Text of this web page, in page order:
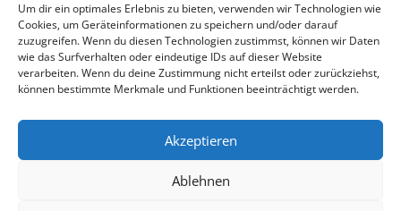
Um dir ein optimales Erlebnis zu bieten, verwenden wir Technologien wie
Cookies, um Geräteinformationen zu speichern und/oder darauf
zuzugreifen. Wenn du diesen Technologien zustimmst, können wir Daten
wie das Surfverhalten oder eindeutige IDs auf dieser Website
verarbeiten. Wenn du deine Zustimmung nicht erteilst oder zurückziehst,
können bestimmte Merkmale und Funktionen beeinträchtigt werden.
Akzeptieren
Ablehnen